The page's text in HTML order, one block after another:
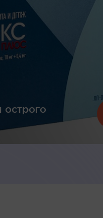
острого